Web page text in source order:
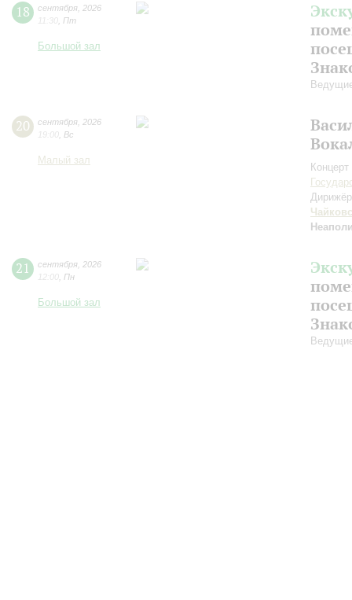
18 сентября 2026
11:30 Пт
Большой зал
20 сентября 2026
19:00 Вс
Малый зал
21 сентября 2026
12:00 Пн
Большой зал